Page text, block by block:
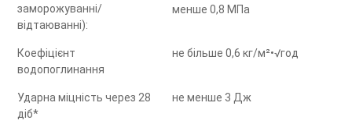
заморожуванні/
відтаюванні):
менше 0,8 МПа
Коефіцієнт
водопоглинання
не більше 0,6 кг/м²•√год
Ударна міцність через 28
діб*
не менше 3 Дж